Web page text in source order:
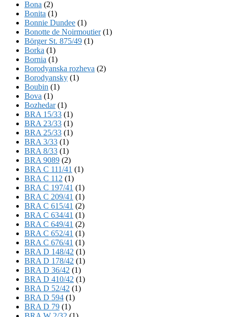
Bona (2)
Bonita (1)
Bonnie Dundee (1)
Bonotte de Noirmoutier(1)
Börger St. 875/49 (1)
Borka (1)
Bornia (1)
Borodyanska rozheva (2)
Borodyansky (1)
Boubin (1)
Bova (1)
Bozhedar(1)
BRA 15/33 (1)
BRA 23/33 (1)
BRA 25/33 (1)
BRA 3/33 (1)
BRA 8/33 (1)
BRA 9089 (2)
BRA C 111/41 (1)
BRA C 112 (1)
BRA C 197/41 (1)
BRA C 209/41 (1)
BRA C 615/41 (2)
BRA C 634/41 (1)
BRA C 649/41 (2)
BRA C 652/41 (1)
BRA C 676/41 (1)
BRA D 148/42 (1)
BRA D 178/42 (1)
BRA D 36/42 (1)
BRA D 410/42 (1)
BRA D 52/42 (1)
BRA D 594 (1)
BRA D 79 (1)